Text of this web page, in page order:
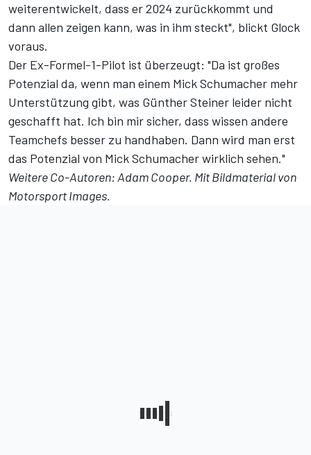
weiterentwickelt, dass er 2024 zurückkommt und
dann allen zeigen kann, was in ihm steckt", blickt Glock
voraus.
Der Ex-Formel-1-Pilot ist überzeugt: "Da ist großes
Potenzial da, wenn man einem Mick Schumacher mehr
Unterstützung gibt, was Günther Steiner leider nicht
geschafft hat. Ich bin mir sicher, dass wissen andere
Teamchefs besser zu handhaben. Dann wird man erst
das Potenzial von Mick Schumacher wirklich sehen."
Weitere Co-Autoren: Adam Cooper. Mit Bildmaterial von
Motorsport Images.